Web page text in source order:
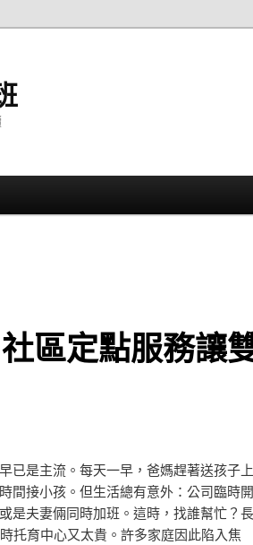
區定點服務讓
已是主流。每天一早，爸媽趕著送孩子上
間接小孩。但生活總有意外：公司臨時開
是夫妻倆同時加班。這時，找誰幫忙？長
托育中心又太貴。許多家庭因此陷入焦